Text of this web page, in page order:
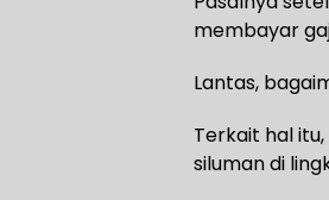
membayar
Lantas,
Terkait hal
siluman di